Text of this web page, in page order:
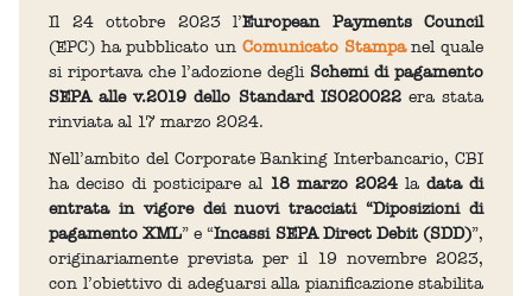
Il 24 ottobre 2023 l’European Payments Council
(EPC) ha pubblicato un Comunicato Stampanel quale
si riportava che l’adozione degli Schemi di pagamento
SEPA alle v.2019 dello Standard IS020022era stata
rinviata al 17 marzo 2024.
Nell’ambito del Corporate Banking Interbancario, CBI
ha deciso di posticipare al 18 marzo 2024 la data di
entrata in vigore dei nuovi tracciati “Diposizioni di
pagamento XML” e “Incassi SEPA Direct Debit (SDD)”,
originariamente prevista per il 19 novembre 2023,
con l’obiettivo di adeguarsi alla pianificazione stabilita